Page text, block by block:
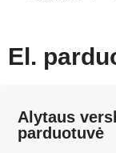
El.
Alytaus
parduotuvė